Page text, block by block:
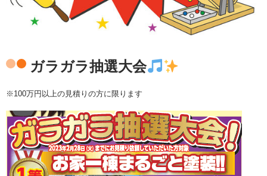
ガラガラ抽選大会
※100万円以上の見積りの方に限ります